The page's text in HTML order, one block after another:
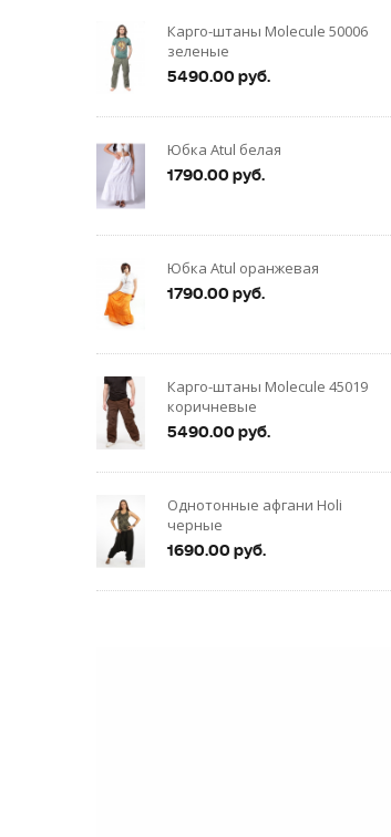
Карго-штаны Molecule 50006
зеленые
5490.00 руб.
Юбка Atul белая
1790.00 руб.
Юбка Atul оранжевая
1790.00 руб.
Карго-штаны Molecule 45019
коричневые
5490.00 руб.
Однотонные афгани Holi
черные
1690.00 руб.